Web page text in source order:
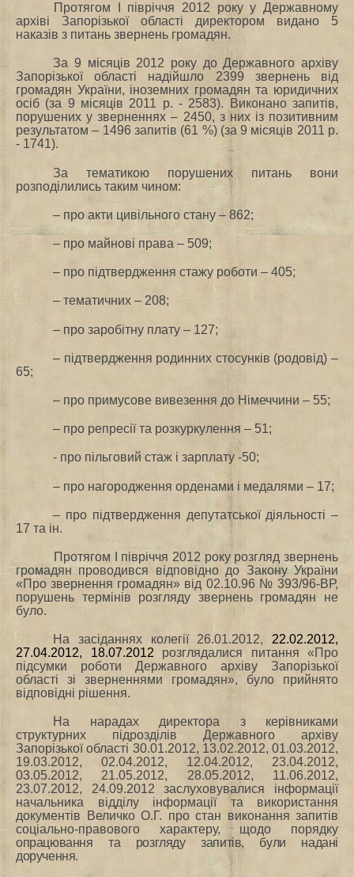
Протягом І півріччя 2012 року у Державному
архіві Запорізької області директором видано 5
наказів з питань звернень громадян.
За 9 місяців 2012 року до Державного архіву
Запорізької області надійшло 2399 звернень від
громадян України, іноземних громадян та юридичних
осіб (за 9 місяців 2011 р. ‑ 2583). Виконано запитів,
порушених у зверненнях – 2450, з них із позитивним
результатом – 1496 запитів (61 %) (за 9 місяців 2011 р.
‑ 1741).
За тематикою порушених питань вони
розподілились таким чином:
– про акти цивільного стану – 862;
– про майнові права – 509;
– про підтвердження стажу роботи – 405;
– тематичних – 208;
– про заробітну плату – 127;
– підтвердження родинних стосунків (родовід) –
65;
– про примусове вивезення до Німеччини – 55;
– про репресії та розкуркулення – 51;
‑ про пільговий стаж і зарплату ‑50;
– про нагородження орденами і медалями – 17;
– про підтвердження депутатської діяльності –
17 та ін.
Протягом І півріччя 2012 року розгляд звернень
громадян проводився відповідно до Закону України
«Про звернення громадян» від 02.10.96 № 393/96-ВР,
порушень термінів розгляду звернень громадян не
було.
На засіданнях колегії 26.01.2012, 22.02.2012,
27.04.2012, 18.07.2012 розглядалися питання «Про
підсумки роботи Державного архіву Запорізької
області зі зверненнями громадян», було прийнято
відповідні рішення.
На нарадах директора з керівниками
структурних підрозділів Державного архіву
Запорізької області 30.01.2012, 13.02.2012, 01.03.2012,
19.03.2012, 02.04.2012, 12.04.2012, 23.04.2012,
03.05.2012, 21.05.2012, 28.05.2012, 11.06.2012,
23.07.2012, 24.09.2012 заслуховувалися інформації
начальника відділу інформації та використання
документів Величко О.Г. про стан виконання запитів
соціально-правового характеру, щодо порядку
опрацювання та розгляду запитів, були надані
доручення.